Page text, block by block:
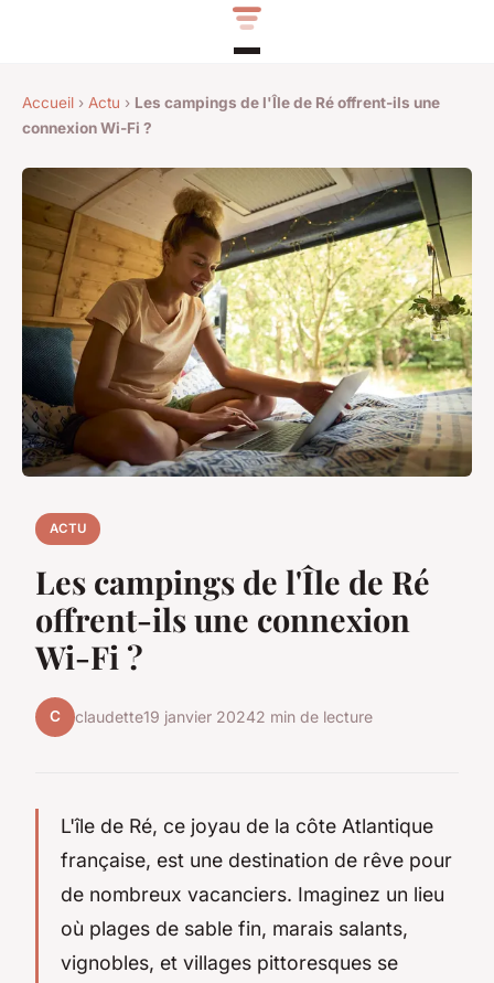
Accueil › Actu › Les campings de l'Île de Ré offrent-ils une
connexion Wi-Fi ?
ACTU
Les campings de l'Île de Ré
offrent-ils une connexion
Wi-Fi ?
C claudette19 janvier 20242 min de lecture
L'île de Ré, ce joyau de la côte Atlantique
française, est une destination de rêve pour
de nombreux vacanciers. Imaginez un lieu
où plages de sable fin, marais salants,
vignobles, et villages pittoresques se